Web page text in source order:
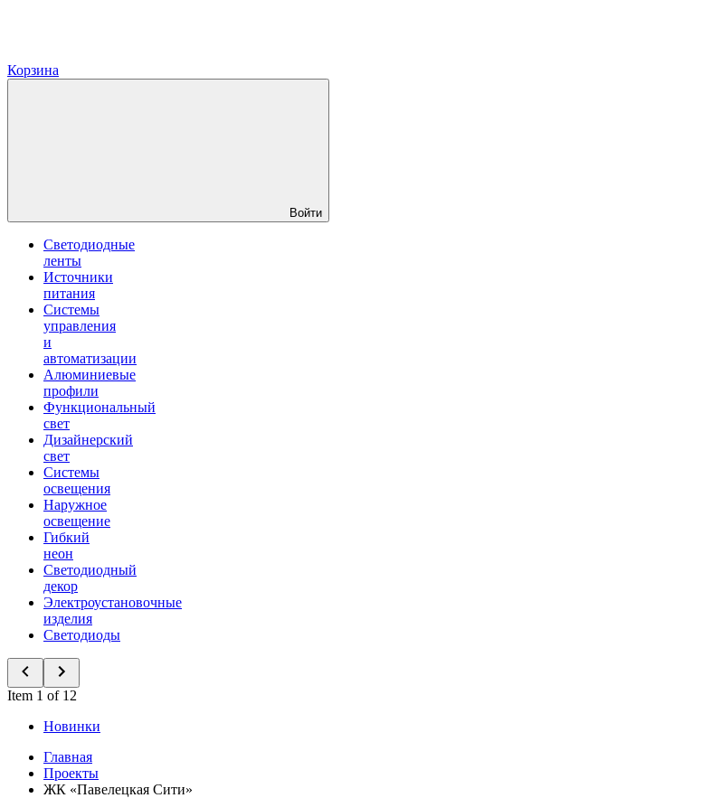
Корзина
Войти
Светодиодные
ленты
Источники
питания
Системы
управления
и
автоматизации
Алюминиевые
профили
Функциональный
свет
Дизайнерский
свет
Системы
освещения
Наружное
освещение
Гибкий
неон
Светодиодный
декор
Электроустановочные
изделия
Светодиоды
Item 1 of 12
Новинки
Главная
Проекты
ЖК «Павелецкая Сити»